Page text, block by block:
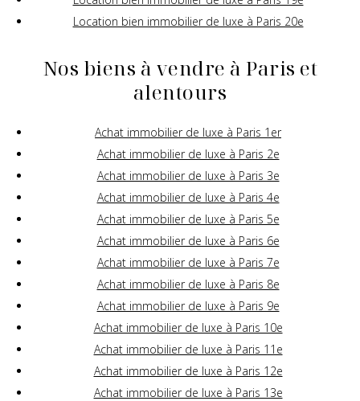
Location bien immobilier de luxe à Paris 20e
Nos biens à vendre à Paris et
alentours
Achat immobilier de luxe à Paris 1er
Achat immobilier de luxe à Paris 2e
Achat immobilier de luxe à Paris 3e
Achat immobilier de luxe à Paris 4e
Achat immobilier de luxe à Paris 5e
Achat immobilier de luxe à Paris 6e
Achat immobilier de luxe à Paris 7e
Achat immobilier de luxe à Paris 8e
Achat immobilier de luxe à Paris 9e
Achat immobilier de luxe à Paris 10e
Achat immobilier de luxe à Paris 11e
Achat immobilier de luxe à Paris 12e
Achat immobilier de luxe à Paris 13e